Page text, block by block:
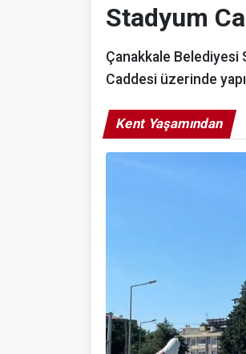
Stadyum
Çanakkale Belediyesi
Caddesi üzerinde
Kent Yaşamından